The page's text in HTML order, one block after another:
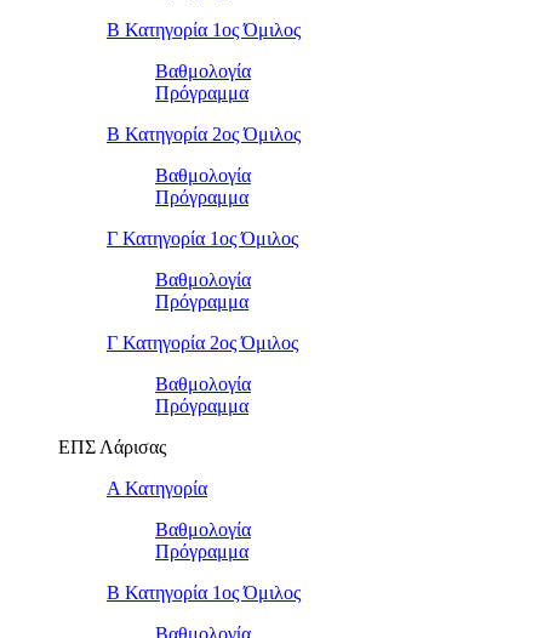
Β Κατηγορία 1ος Όμιλος
Βαθμολογία
Πρόγραμμα
Β Κατηγορία 2ος Όμιλος
Βαθμολογία
Πρόγραμμα
Γ Κατηγορία 1ος Όμιλος
Βαθμολογία
Πρόγραμμα
Γ Κατηγορία 2ος Όμιλος
Βαθμολογία
Πρόγραμμα
ΕΠΣ Λάρισας
Α Κατηγορία
Βαθμολογία
Πρόγραμμα
Β Κατηγορία 1ος Όμιλος
Βαθμολογία